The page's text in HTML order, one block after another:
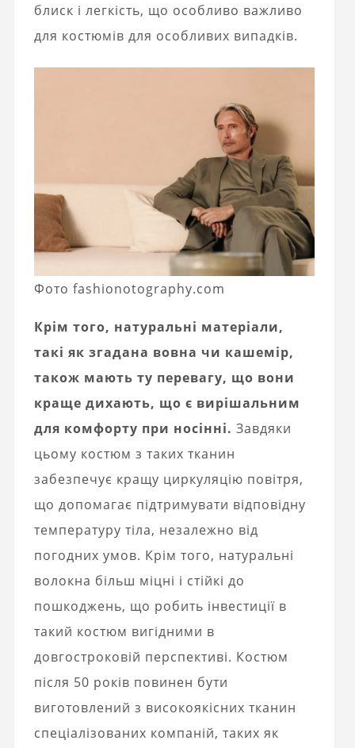
блиск і легкість, що особливо важливо
для костюмів для особливих випадків.
Фото fashionotography.com
Крім того, натуральні матеріали,
такі як згадана вовна чи кашемір,
також мають ту перевагу, що вони
краще дихають, що є вирішальним
для комфорту при носінні. Завдяки
цьому костюм з таких тканин
забезпечує кращу циркуляцію повітря,
що допомагає підтримувати відповідну
температуру тіла, незалежно від
погодних умов. Крім того, натуральні
волокна більш міцні і стійкі до
пошкоджень, що робить інвестиції в
такий костюм вигідними в
довгостроковій перспективі. Костюм
після 50 років повинен бути
виготовлений з високоякісних тканин
спеціалізованих компаній, таких як